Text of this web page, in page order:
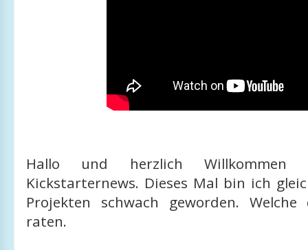
Hallo und herzlich Willkommen
Kickstarternews. Dieses Mal bin ich
Projekten schwach geworden.
raten.